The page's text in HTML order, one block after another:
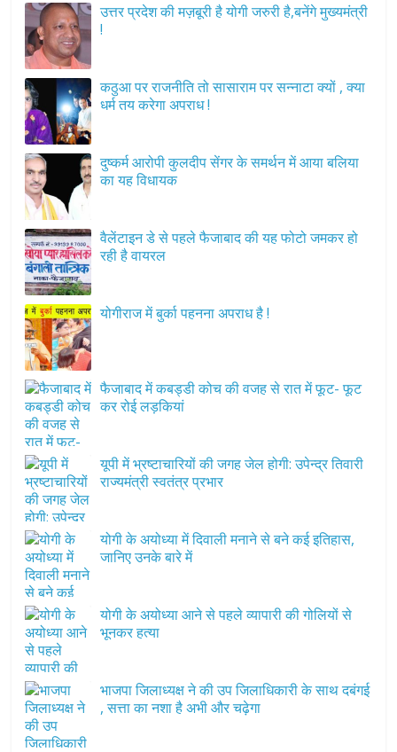
उत्तर प्रदेश की मज़बूरी है योगी जरुरी है,बनेंगे मुख्यमंत्री
!
कठुआ पर राजनीति तो सासाराम पर सन्नाटा क्यों , क्या
धर्म तय करेगा अपराध !
दुष्कर्म आरोपी कुलदीप सेंगर के समर्थन में आया बलिया
का यह विधायक
वैलेंटाइन डे से पहले फैजाबाद की यह फोटो जमकर हो
रही है वायरल
योगीराज में बुर्का पहनना अपराध है !
फैजाबाद में कबड्डी कोच की वजह से रात में फूट- फूट
कर रोई लड़कियां
यूपी में भ्रष्टाचारियों की जगह जेल होगी: उपेन्द्र तिवारी
राज्यमंत्री स्वतंत्र प्रभार
योगी के अयोध्या में दिवाली मनाने से बने कई इतिहास,
जानिए उनके बारे में
योगी के अयोध्या आने से पहले व्यापारी की गोलियों से
भूनकर हत्या
भाजपा जिलाध्यक्ष ने की उप जिलाधिकारी के साथ दबंगई
, सत्ता का नशा है अभी और चढ़ेगा